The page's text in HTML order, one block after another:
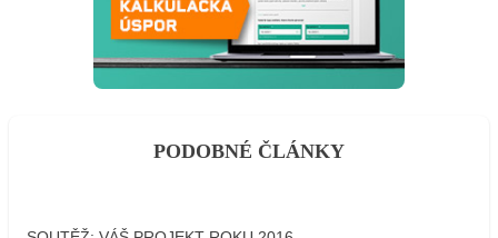
PODOBNÉ ČLÁNKY